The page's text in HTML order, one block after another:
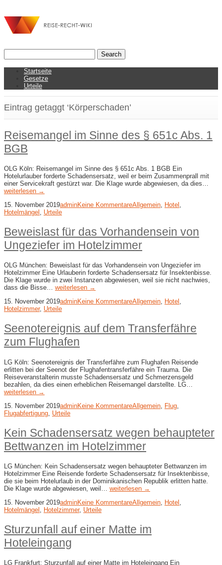
Startseite
Gesetze
Urteile
Eintrag getaggt ‘Körperschaden’
Reisemangel im Sinne des § 651c Abs. 1
BGB
OLG Köln: Reisemangel im Sinne des § 651c Abs. 1 BGB Ein
Hotelurlauber forderte Schadensersatz, weil er beim Zusammenprall mit
einer Servicekraft gestürzt war. Die Klage wurde abgewiesen, da dies…
weiterlesen →
15. November 2019adminKeine KommentareAllgemein, Hotel ,
Hotelmängel , Urteile
Beweislast für das Vorhandensein von
Ungeziefer im Hotelzimmer
OLG München: Beweislast für das Vorhandensein von Ungeziefer im
Hotelzimmer Eine Urlauberin forderte Schadensersatz für Insektenbisse.
Die Klage wurde in zwei Instanzen abgewiesen, weil sie nicht nachwies,
dass die Bisse… weiterlesen →
15. November 2019adminKeine KommentareAllgemein, Hotel ,
Hotelzimmer, Urteile
Seenotereignis auf dem Transferfähre
zum Flughafen
LG Köln: Seenotereignis der Transferfähre zum Flughafen Reisende
erlitten bei der Seenot der Flughafentransferfähre ein Trauma. Die
Reiseveranstalterin musste Schadensersatz und Schmerzensgeld
bezahlen, da dies einen erheblichen Reisemangel darstellte. LG…
weiterlesen →
15. November 2019adminKeine KommentareAllgemein Flug
Flugabfertigung Urteile
Kein Schadensersatz wegen behaupteter
Bettwanzen im Hotelzimmer
LG München: Kein Schadensersatz wegen behaupteter Bettwanzen im
Hotelzimmer Eine Reisende forderte Schadensersatz für Insektenbisse,
die sie beim Hotelurlaub in der Dominikanischen Republik erlitten hatte.
Die Klage wurde abgewiesen, weil… weiterlesen →
15. November 2019adminKeine KommentareAllgemein Hotel
Hotelmängel
Hotelzimmer, Urteile
Sturzunfall auf einer Matte im
Hoteleingang
LG Frankfurt: Sturzunfall auf einer Matte im Hoteleingang Ein